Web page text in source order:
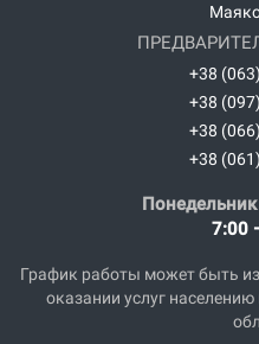
7:00
График работы может быть
оказании услуг
+38
+38
+38
+38